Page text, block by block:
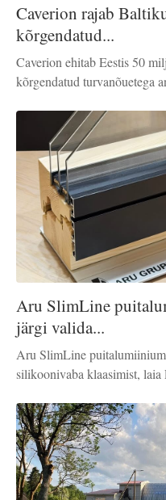
Caverion rajab
kõrgendatud...
Caverion ehitab Eestis 50
kõrgendatud turvanõuetega
Aru SlimLine
järgi valida...
Aru SlimLine
silikoonivaba klaasimist,